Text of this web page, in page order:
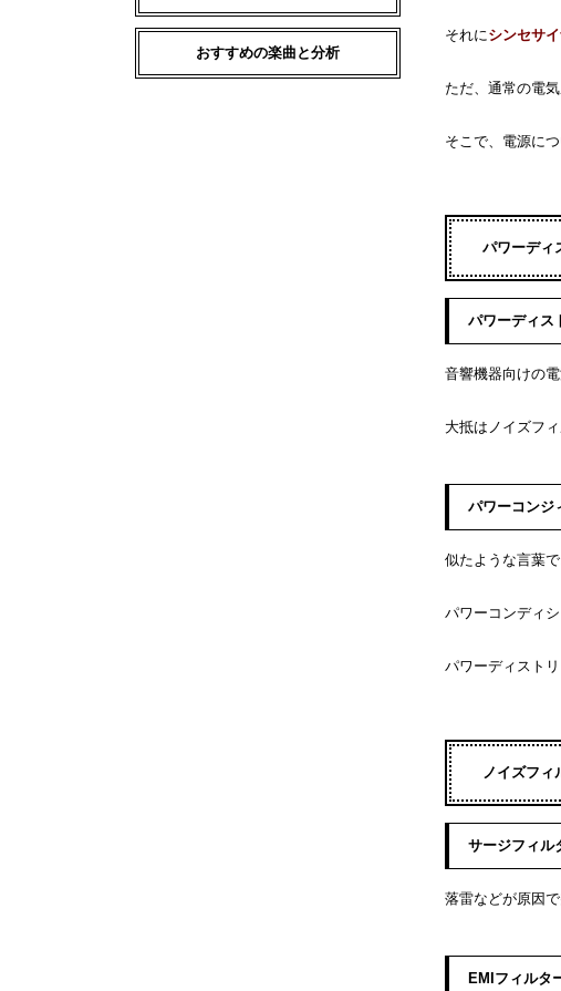
それにシンセサ
ただ、通常の電
そこで、電源に
パワーディ
パワーディス
音響機器向けの
大抵はノイズフ
パワーコンジ
似たような言葉
パワーコンディ
パワーディスト
ノイズフィ
サージフィル
落雷などが原因
EMIフィルタ
おすすめの楽曲と分析